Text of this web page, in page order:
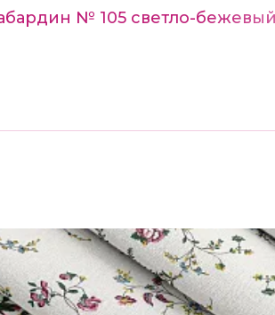
№ 105 светло-бежевый